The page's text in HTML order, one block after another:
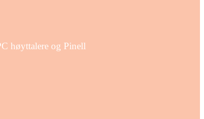
høyttalere og Pinell